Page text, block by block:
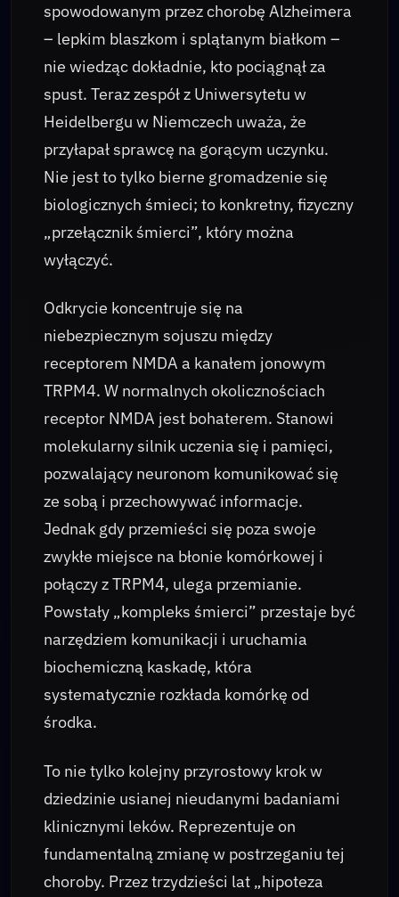
spowodowanym przez chorobę Alzheimera
– lepkim blaszkom i splątanym białkom –
nie wiedząc dokładnie, kto pociągnął za
spust. Teraz zespół z Uniwersytetu w
Heidelbergu w Niemczech uważa, że
przyłapał sprawcę na gorącym uczynku.
Nie jest to tylko bierne gromadzenie się
biologicznych śmieci; to konkretny, fizyczny
„przełącznik śmierci”, który można
wyłączyć.
Odkrycie koncentruje się na
niebezpiecznym sojuszu między
receptorem NMDA a kanałem jonowym
TRPM4. W normalnych okolicznościach
receptor NMDA jest bohaterem. Stanowi
molekularny silnik uczenia się i pamięci,
pozwalający neuronom komunikować się
ze sobą i przechowywać informacje.
Jednak gdy przemieści się poza swoje
zwykłe miejsce na błonie komórkowej i
połączy z TRPM4, ulega przemianie.
Powstały „kompleks śmierci” przestaje być
narzędziem komunikacji i uruchamia
biochemiczną kaskadę, która
systematycznie rozkłada komórkę od
środka.
To nie tylko kolejny przyrostowy krok w
dziedzinie usianej nieudanymi badaniami
klinicznymi leków. Reprezentuje on
fundamentalną zmianę w postrzeganiu tej
choroby. Przez trzydzieści lat „hipoteza